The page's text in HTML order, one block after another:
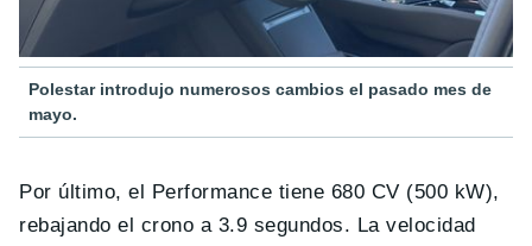
Polestar introdujo numerosos cambios el pasado mes de
mayo.
Por último, el Performance tiene 680 CV (500 kW),
rebajando el crono a 3.9 segundos. La velocidad